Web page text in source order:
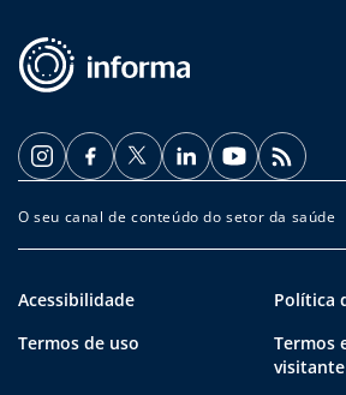
O seu canal de conteúdo do setor da saúde
Acessibilidade
Política
Termos de uso
Termos
visitante